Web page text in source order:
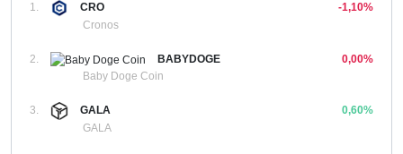
1.
CRO
Cronos
-1,10%
2.
BABYDOGE
Baby Doge Coin
0,00%
3.
GALA
GALA
0,60%